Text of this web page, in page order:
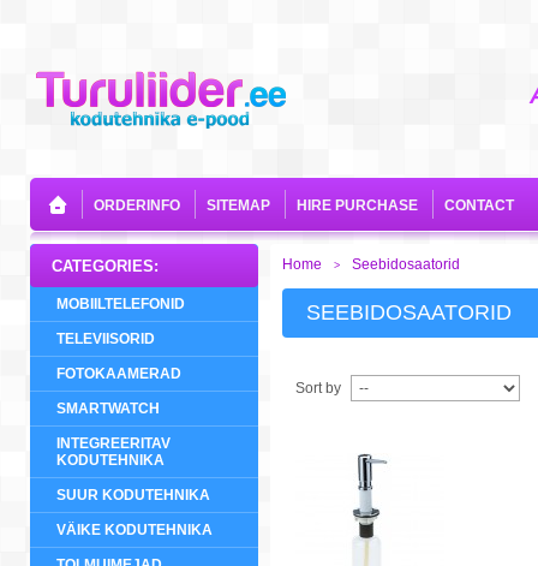
ORDERINFO SITEMAP HIRE PURCHASE CONTACT
CATEGORIES:
MOBIILTELEFONID
TELEVIISORID
FOTOKAAMERAD
SMARTWATCH
INTEGREERITAV
KODUTEHNIKA
SUUR KODUTEHNIKA
VÄIKE KODUTEHNIKA
Home > Seebidosaatorid
SEEBIDOSAATORID
Sort by